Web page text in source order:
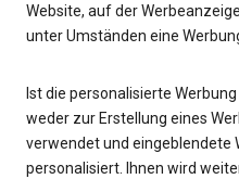
Website, auf der
unter Umständen eine
Ist die personalisierte
weder zur Erstellung eines
verwendet und eingeblendete
personalisiert. Ihnen wird